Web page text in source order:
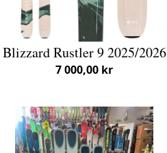
Blizzard Rustler 9 2025/2026
7 000,00 kr